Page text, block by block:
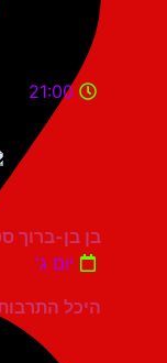
היכל התרבות כפר
21:00
בן בן-ברוך סטנדאפ
יום ג'